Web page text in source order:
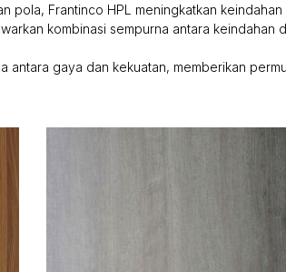
pola, Frantinco HPL meningkatkan
kombinasi sempurna antara
antara gaya dan kekuatan, memberikan